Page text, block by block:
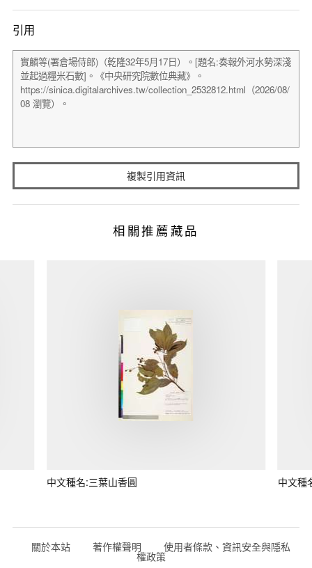
引用
複製引用資訊
相關推薦藏品
中文種名:三葉山香圓 中文種
關於本站 著作權聲明 使用者條款、資訊安全與隱私
權政策